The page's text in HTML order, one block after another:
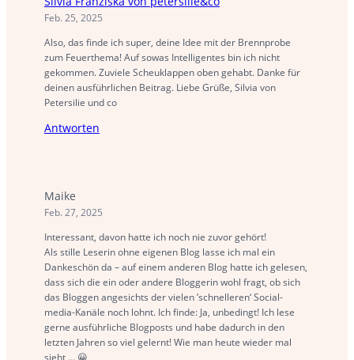
Feb. 25, 2025
Also, das finde ich super, deine Idee mit der Brennprobe
zum Feuerthema! Auf sowas Intelligentes bin ich nicht
gekommen. Zuviele Scheuklappen oben gehabt. Danke für
deinen ausführlichen Beitrag. Liebe Grüße, Silvia von
Petersilie und co
Antworten
Maike
Feb. 27, 2025
Interessant, davon hatte ich noch nie zuvor gehört!
Als stille Leserin ohne eigenen Blog lasse ich mal ein
Dankeschön da – auf einem anderen Blog hatte ich gelesen,
dass sich die ein oder andere Bloggerin wohl fragt, ob sich
das Bloggen angesichts der vielen ’schnelleren‘ Social-
media-Kanäle noch lohnt. Ich finde: Ja, unbedingt! Ich lese
gerne ausführliche Blogposts und habe dadurch in den
letzten Jahren so viel gelernt! Wie man heute wieder mal
sieht … 😀